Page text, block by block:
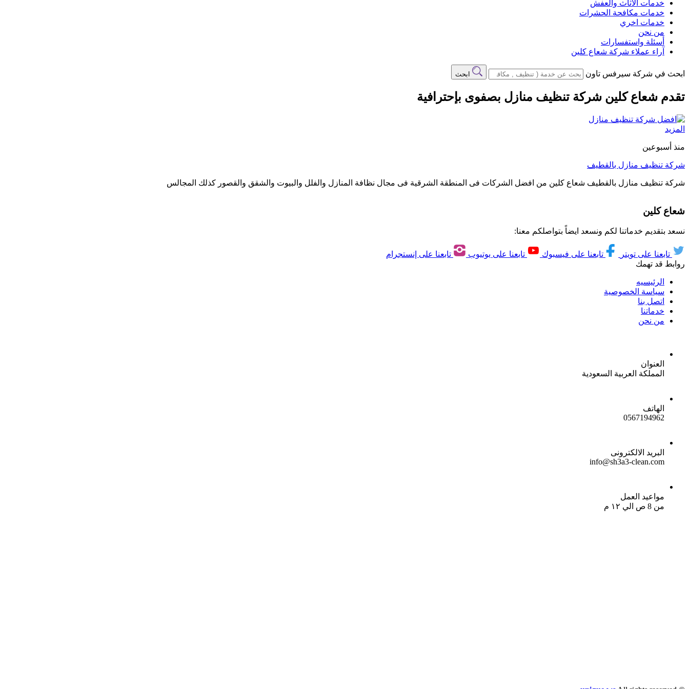
خدمات الاثاث والعفش
خدمات مكافحة الحشرات
خدمات اخري
من نحن
أسئلة واستفسارات
آراء عملاء شركة شعاع كلين
ابحث في شركة سيرفس تاون ابحث
تقدم شعاع كلين شركة تنظيف منازل بصفوى بإحترافية
المزيد
منذ أسبوعين
شركة تنظيف منازل بالقطيف
شركة تنظيف منازل بالقطيف شعاع كلين من افضل الشركات فى المنطقة الشرقية فى مجال نظافة المنازل والفلل والبيوت والشقق والقصور كذلك المجالس
شعاع كلين
نسعد بتقديم خدماتنا لكم ونسعد ايضاً بتواصلكم معنا:
تابعنا على تويتر تابعنا على فيسبوك تابعنا على يوتيوب
تابعنا على إنستجرام
روابط قد تهمك
الرئيسيه
سياسة الخصوصية
اتصل بنا
خدماتنا
من نحن
العنوان
المملكة العربية السعودية
الهاتف
0567194962
البريد الالكترونى
info@sh3a3-clean.com
مواعيد العمل
من 8 ص الي ١٢ م